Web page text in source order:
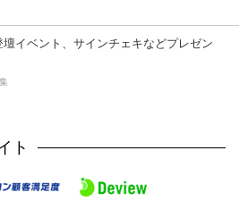
壇イベント、サインチェキなどプレゼン
ト